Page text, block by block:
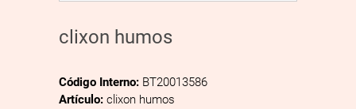
clixon humos
Código Interno: BT20013586
Artículo: clixon humos